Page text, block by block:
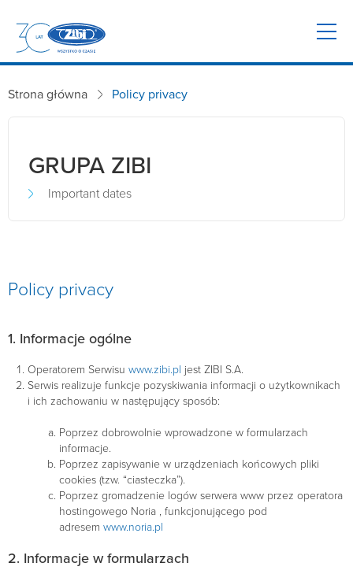
Strona główna Policy privacy
GRUPA ZIBI
Important dates
Policy privacy
1. Informacje ogólne
Operatorem Serwisu www.zibi.pl jest ZIBI S.A.
Serwis realizuje funkcje pozyskiwania informacji o użytkownikach
i ich zachowaniu w następujący sposób:
Poprzez dobrowolnie wprowadzone w formularzach
informacje.
Poprzez zapisywanie w urządzeniach końcowych pliki
cookies (tzw. “ciasteczka”).
Poprzez gromadzenie logów serwera www przez operatora
hostingowego Noria , funkcjonującego pod
adresem www.noria.pl
2. Informacje w formularzach